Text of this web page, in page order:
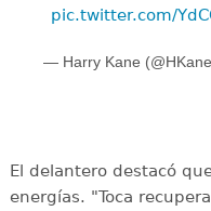
pic.twitter.com/
— Harry Kane
El delantero destacó
energías. "Toca